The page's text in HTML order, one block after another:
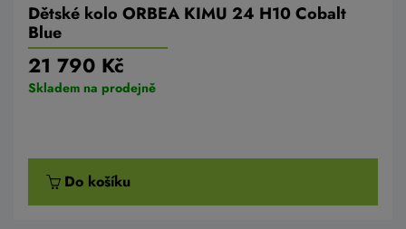
Dětské kolo ORBEA KIMU 24 H10 Cobalt
Blue
21 790 Kč
Skladem na prodejně
Do košíku